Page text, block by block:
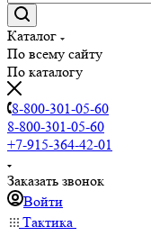
Каталог
По всему сайту
По каталогу
8-800-301-05-60
8-800-301-05-60
+7-915-364-42-01
Заказать звонок
Войти
Тактика